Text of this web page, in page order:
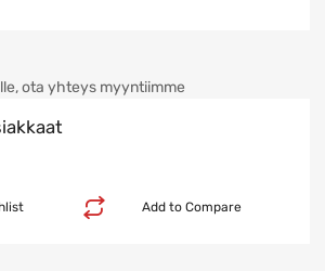
ota yhteys myyntiimme
Add to Compare